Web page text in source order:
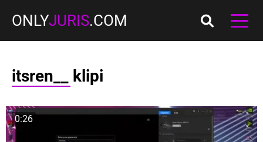
ONLYJURIS.COM
itsren__ klipi
0:26